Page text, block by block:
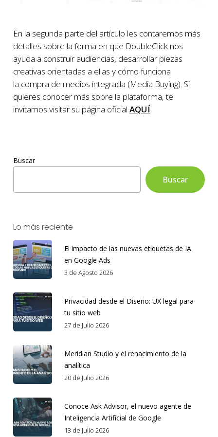
En la segunda parte del artículo les contaremos más
detalles sobre la forma en que DoubleClick nos
ayuda a construir audiencias, desarrollar piezas
creativas orientadas a ellas y cómo funciona
la compra de medios integrada (Media Buying). Si
quieres conocer más sobre la plataforma, te
invitamos visitar su página oficial AQUÍ.
Buscar
Buscar
Lo más reciente
El impacto de las nuevas etiquetas de IA
en Google Ads
3 de Agosto 2026
Privacidad desde el Diseño: UX legal para
tu sitio web
27 de Julio 2026
Meridian Studio y el renacimiento de la
analítica
20 de Julio 2026
Conoce Ask Advisor, el nuevo agente de
Inteligencia Artificial de Google
13 de Julio 2026